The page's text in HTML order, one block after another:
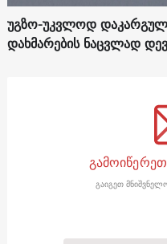
უგზო-უკვლოდ
დახმარების ნაცვლად
გაიგეთ